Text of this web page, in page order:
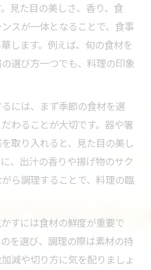
る和食の味わい発見
き出す日本料理の味
る和食素材の選び方
知る定番食材の魅力
が教える素材の力
む家庭の日本料理術
本料理の美しい盛り付け
る和食の四季折々の味
る日本料理の季節感
グに学ぶ人気の家庭料理
た家庭和食の楽しみ方
く日本料理の真髄とは
見た目の美しさ、香り、食
スが一体となることで、食事
します。例えば、旬の食材を
選び方一つでも、料理の印象
には、まず季節の食材を選
わることが大切です。器や箸
取り入れると、見た目の美し
、出汁の香りや揚げ物のサク
ら調理することで、料理の臨
すには食材の鮮度が重要で
を選び、調理の際は素材の持
減や切り方に気を配りましょ